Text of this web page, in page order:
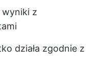
z
działa zgodnie z